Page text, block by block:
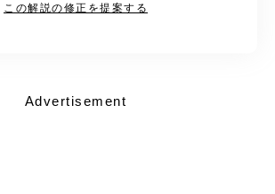
この解説の修正を提案する
Advertisement